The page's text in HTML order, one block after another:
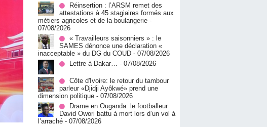
Réinsertion : l’ARSM remet des
attestations à 45 stagiaires formés aux
métiers agricoles et de la boulangerie -
07/08/2026
« Travailleurs saisonniers » : le
SAMES dénonce une déclaration «
inacceptable » du DG du COUD - 07/08/2026
Lettre à Dakar… - 07/08/2026
Côte d'Ivoire: le retour du tambour
parleur «Djidji Ayôkwé» prend une
dimension politique - 07/08/2026
Drame en Ouganda: le footballeur
David Owori battu à mort lors d’un vol à
l’arraché - 07/08/2026